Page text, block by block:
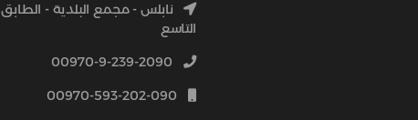
نابلس - مجمع البلدية - الطابق
التاسع
00970-9-239-2090
00970-593-202-090